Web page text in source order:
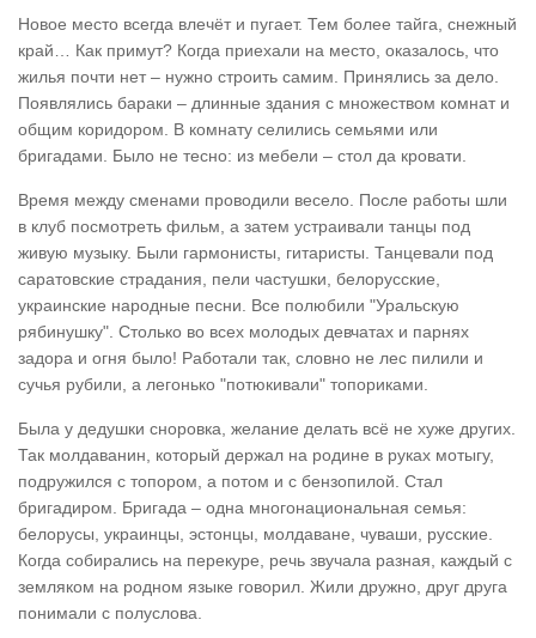
Новое место всегда влечёт и пугает. Тем более тайга, снежный
край… Как примут? Когда приехали на место, оказалось, что
жилья почти нет – нужно строить самим. Принялись за дело.
Появлялись бараки – длинные здания с множеством комнат и
общим коридором. В комнату селились семьями или
бригадами. Было не тесно: из мебели – стол да кровати.
Время между сменами проводили весело. После работы шли
в клуб посмотреть фильм, а затем устраивали танцы под
живую музыку. Были гармонисты, гитаристы. Танцевали под
саратовские страдания, пели частушки, белорусские,
украинские народные песни. Все полюбили "Уральскую
рябинушку". Столько во всех молодых девчатах и парнях
задора и огня было! Работали так, словно не лес пилили и
сучья рубили, а легонько "потюкивали" топориками.
Была у дедушки сноровка, желание делать всё не хуже других.
Так молдаванин, который держал на родине в руках мотыгу,
подружился с топором, а потом и с бензопилой. Стал
бригадиром. Бригада – одна многонациональная семья:
белорусы, украинцы, эстонцы, молдаване, чуваши, русские.
Когда собирались на перекуре, речь звучала разная, каждый с
земляком на родном языке говорил. Жили дружно, друг друга
понимали с полуслова.